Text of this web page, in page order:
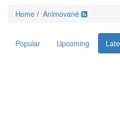
Home / Animované
Popular Upcoming